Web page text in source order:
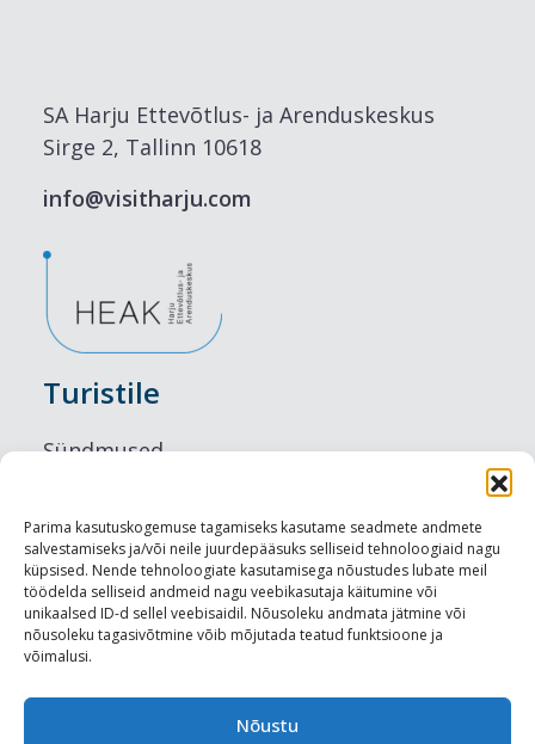
Parima kasutuskogemuse tagamiseks kasutame seadmete andmete
salvestamiseks ja/või neile juurdepääsuks selliseid tehnoloogiaid nagu
küpsised. Nende tehnoloogiate kasutamisega nõustudes lubate meil
töödelda selliseid andmeid nagu veebikasutaja käitumine või
unikaalsed ID-d sellel veebisaidil. Nõusoleku andmata jätmine või
nõusoleku tagasivõtmine võib mõjutada teatud funktsioone ja
võimalusi.
Nõustu
SA Harju Ettevõtlus- ja Arenduskeskus
Sirge 2, Tallinn 10618
info@visitharju.com
Turistile
Sündmused
Maitseelamused
Vaatamisväärsused
Visit Tallinn
Turismiprofessionaalile